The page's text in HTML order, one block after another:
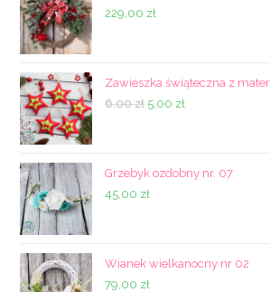
229,00 zł
Zawieszka świąteczna z
6,00zł Pierwotna
6,00 zł.
5,00 złAktualna
5,00 zł.
Grzebyk ozdobny nr. 07
45,00 zł
Wianek wielkanocny nr 02
79,00 zł